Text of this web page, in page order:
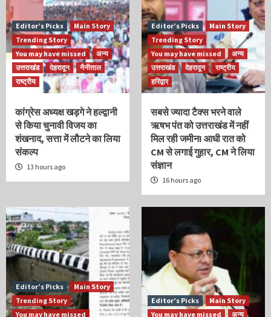
Editor’s Picks
Main Story
Trending Story
You may have missed
अन्य
उत्तराखंड
देहरादून
नैनीताल
राष्ट्रीय
कांग्रेस अध्यक्ष खड़गे ने हल्द्वानी
से किया चुनावी विजय का
शंखनाद, सत्ता में लौटने का लिया
संकल्प
13 hours ago
Editor’s Picks
Main Story
Trending Story
You may have missed
अन्य
उत्तराखंड
देहरादून
राष्ट्रीय
हरिद्वार
सबसे ज्यादा टैक्स भरने वाले
ऋषभ पंत को उत्तराखंड में नहीं
मिल रही जमीन! आधी रात को
CM से लगाई गुहार, CM ने लिया
संज्ञान
16 hours ago
Editor’s Picks
Main Story
Trending Story
You may have missed
Editor’s Picks
Main Story
You may have missed
अन्य